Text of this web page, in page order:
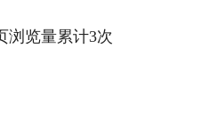
浏览量累计3次